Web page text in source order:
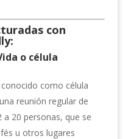
con
o célula
como célula
reunión regular de
20 personas, que se
u otros lugares